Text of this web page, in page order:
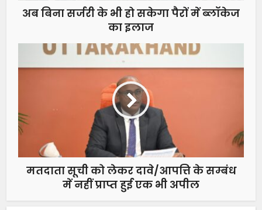
अब बिना सर्जरी के भी हो सकेगा पैरों में ब्लॉकेज
का इलाज
मतदाता सूची को लेकर दावे/आपत्ति के सम्बंध
में नहीं प्राप्त हुई एक भी अपील